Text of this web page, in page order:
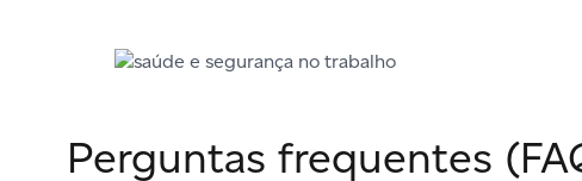
Perguntas frequentes